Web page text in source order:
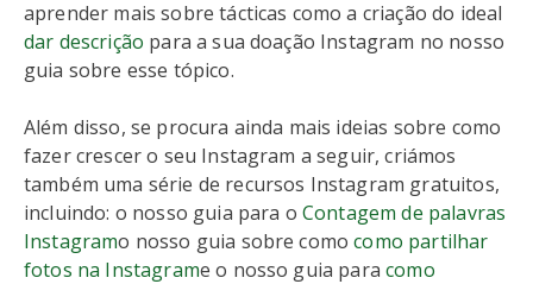
aprender mais sobre tácticas como a criação do ideal
dar descrição para a sua doação Instagram no nosso
guia sobre esse tópico.
Além disso, se procura ainda mais ideias sobre como
fazer crescer o seu Instagram a seguir, criámos
também uma série de recursos Instagram gratuitos,
incluindo: o nosso guia para o Contagem de palavras
Instagramo nosso guia sobre comocomo partilhar
fotos na Instagrame o nosso guia paracomo